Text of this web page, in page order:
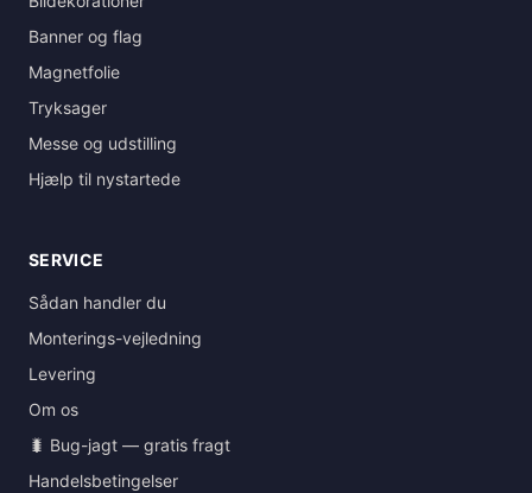
Banner og flag
Magnetfolie
Tryksager
Messe og udstilling
Hjælp til nystartede
SERVICE
Sådan handler du
Monterings-vejledning
Levering
Om os
🐛 Bug-jagt — gratis fragt
Handelsbetingelser